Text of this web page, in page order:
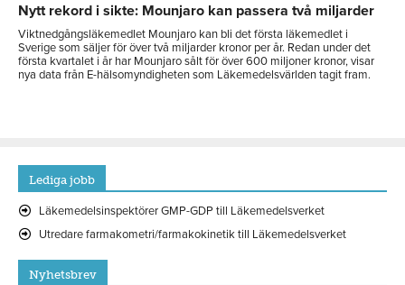
Nytt rekord i sikte: Mounjaro kan passera två miljarder
Viktnedgångsläkemedlet Mounjaro kan bli det första läkemedlet i
Sverige som säljer för över två miljarder kronor per år. Redan under det
första kvartalet i år har Mounjaro sålt för över 600 miljoner kronor, visar
nya data från E-hälsomyndigheten som Läkemedelsvärlden tagit fram.
Lediga jobb
Läkemedelsinspektörer GMP-GDP till Läkemedelsverket
Utredare farmakometri/farmakokinetik till Läkemedelsverket
Nyhetsbrev